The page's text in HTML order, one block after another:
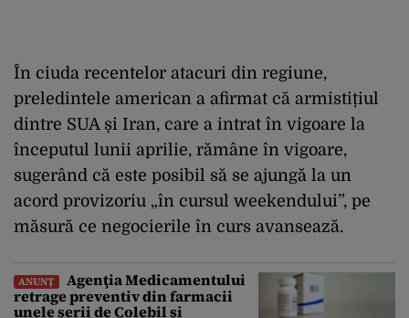
În ciuda recentelor atacuri din regiune,
preledintele american a afirmat că armistițiul
dintre SUA și Iran, care a intrat în vigoare la
începutul lunii aprilie, rămâne în vigoare,
sugerând că este posibil să se ajungă la un
acord provizoriu „în cursul weekendului”, pe
măsură ce negocierile în curs avansează.
ANUNȚ
Agenţia Medicamentului
retrage preventiv din farmacii
unele serii de Colebil și